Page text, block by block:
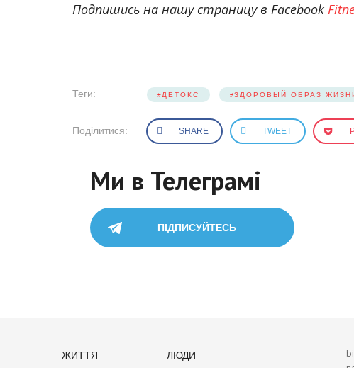
Подпишись на нашу страницу в Facebook
Теги: ДЕТОКС ЗДОРОВЫЙ ОБРАЗ
Поділитися: SHARE TWEET
Ми в Телеграмі
ПІДПИСУЙТЕСЬ
ЖИТТЯ ЛЮДИ